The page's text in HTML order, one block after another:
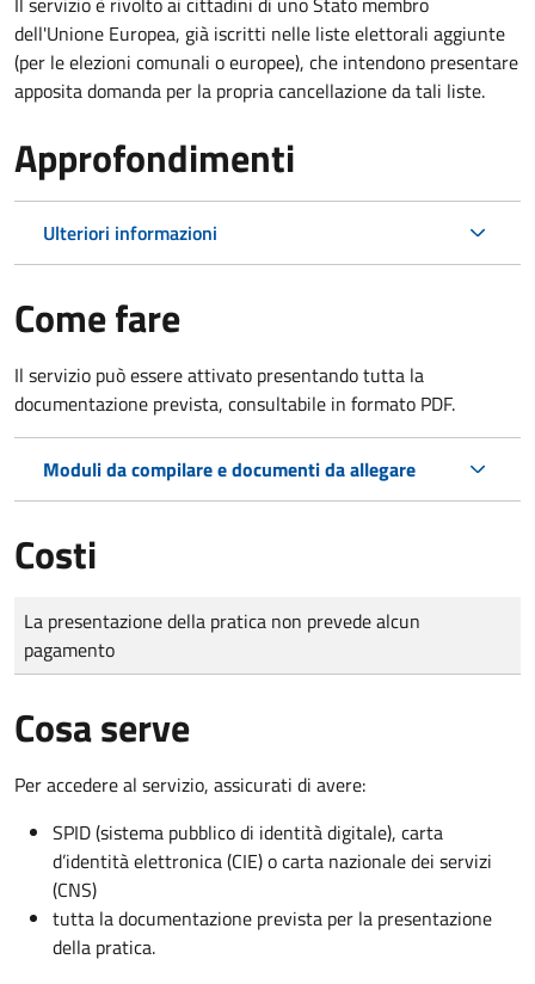
dell'Unione Europea, già iscritti nelle liste elettorali aggiunte
(per le elezioni comunali o europee), che intendono presentare
apposita domanda per la propria cancellazione da tali liste.
Approfondimenti
Ulteriori informazioni
Come fare
Il servizio può essere attivato presentando tutta la
documentazione prevista, consultabile in formato PDF.
Moduli da compilare e documenti da allegare
Costi
Tipo di pagamento
Importo
La presentazione della pratica non prevede alcun
pagamento
Cosa serve
Per accedere al servizio, assicurati di avere:
SPID (sistema pubblico di identità digitale), carta
d’identità elettronica (CIE) o carta nazionale dei servizi
(CNS)
tutta la documentazione prevista per la presentazione
della pratica.